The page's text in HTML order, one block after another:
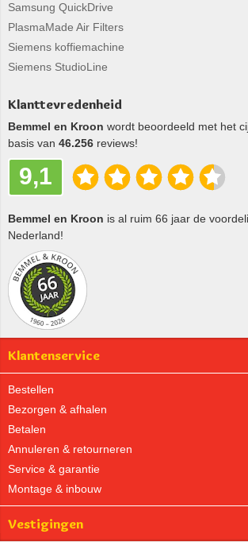
Samsung QuickDrive
PlasmaMade Air Filters
Siemens koffiemachine
Siemens StudioLine
Klanttevredenheid
Bemmel en Kroon wordt beoordeeld met het
basis van 46.256 reviews!
9,1
Bemmel en Kroon is al ruim 66 jaar de
Nederland!
Klantenservice
Bestellen
Bezorgen & afhalen
Betalen
Annuleren & retourneren
Service & garantie
Montage & inbouw
Vestigingen